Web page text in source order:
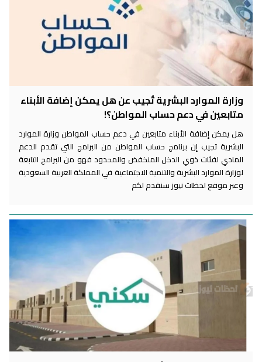
وزارة الموارد البشرية تُجيب عن هل يمكن إضافة الأبناء
متابعين في دعم حساب المواطن؟!
هل يمكن إضافة الأبناء متابعين في دعم حساب المواطن وزارة الموارد
البشرية تجيب إن برنامج حساب المواطن من البرامج التي تقدم الدعم
المادي لفئات ذوي الدخل المنخفض والمحدود فهو من البرامج التابعة
لوزارة الموارد البشرية والتنمية الاجتماعية في المملكة العربية السعودية
وعبر موقع لحظات نيوز سنقدم لكم